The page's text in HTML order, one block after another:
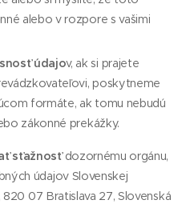
alebo v rozpore s vašimi
údajov, ak si prajete
poskytneme
formáte, ak tomu nebudú
zákonné prekážky.
sťažnosťdozornému orgánu,
údajov Slovenskej
820 07 Bratislava 27, Slovenská